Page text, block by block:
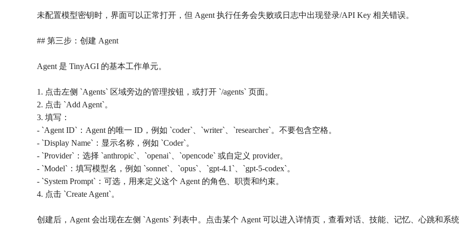
未配置模型密钥时，界面可以正常打开，但 Agent 执行任务会失败或日志中出现登录/API Key 相关错误。
## 第三步：创建 Agent
Agent 是 TinyAGI 的基本工作单元。
1. 点击左侧 `Agents` 区域旁边的管理按钮，或打开 `/agents` 页面。
2. 点击 `Add Agent`。
3. 填写：
- `Agent ID`：Agent 的唯一 ID，例如 `coder`、`writer`、`researcher`。不要包含空格。
- `Display Name`：显示名称，例如 `Coder`。
- `Provider`：选择 `anthropic`、`openai`、`opencode` 或自定义 provider。
- `Model`：填写模型名，例如 `sonnet`、`opus`、`gpt-4.1`、`gpt-5-codex`。
- `System Prompt`：可选，用来定义这个 Agent 的角色、职责和约束。
4. 点击 `Create Agent`。
创建后，Agent 会出现在左侧 `Agents` 列表中。点击某个 Agent 可以进入详情页，查看对话、技能、记忆、心跳和系